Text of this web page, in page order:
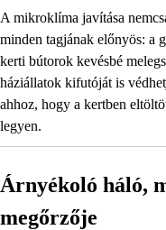
A mikroklíma javítása
minden tagjának előnyös: a
kerti bútorok kevésbé
háziállatok kifutóját is
ahhoz, hogy a kertben
legyen.
Árnyékoló háló,
megőrzője